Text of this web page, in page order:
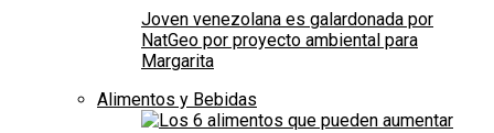
Joven venezolana es galardonada por
NatGeo por proyecto ambiental para
Margarita
Alimentos y Bebidas